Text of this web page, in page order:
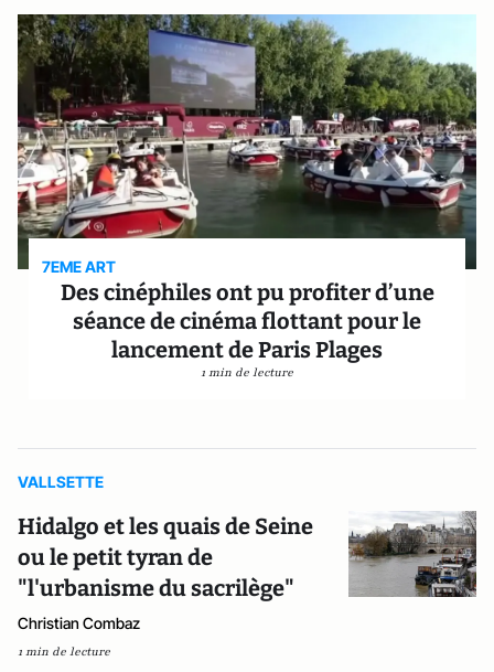
7EME ART
Des cinéphiles ont pu profiter d’une
séance de cinéma flottant pour le
lancement de Paris Plages
1 min de lecture
VALLSETTE
Hidalgo et les quais de Seine
ou le petit tyran de
"l'urbanisme du sacrilège"
Christian Combaz
1 min de lecture